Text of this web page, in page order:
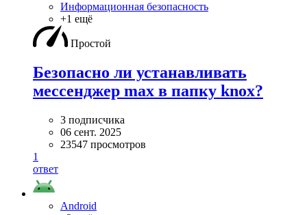
Информационная безопасность
+1 ещё
Простой
Безопасно ли устанавливать
мессенджер max в папку knox?
3 подписчика
06 сент. 2025
23547 просмотров
1
ответ
Android